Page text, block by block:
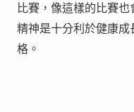
比賽，像這樣的比賽
精神是十分利於健康
格。